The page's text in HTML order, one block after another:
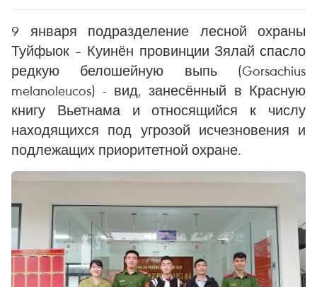
9 января подразделение лесной охраны
Туйфыок – Куинён провинции Зялай спасло
редкую белошейную выпь (Gorsachius
melanoleucos) - вид, занесённый в Красную
книгу Вьетнама и относящийся к числу
находящихся под угрозой исчезновения и
подлежащих приоритетной охране.